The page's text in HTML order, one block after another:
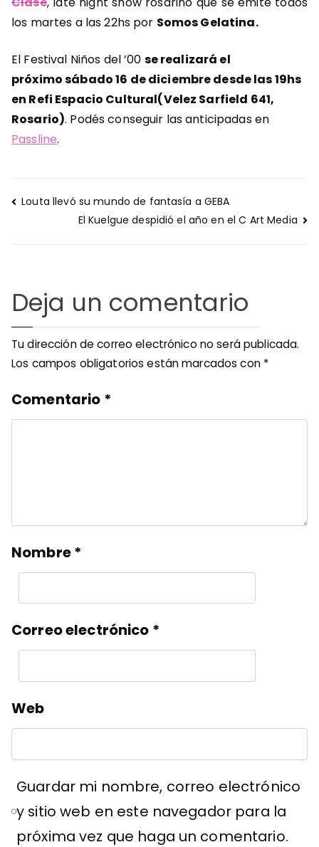
los martes a las 22hs por Somos Gelatina.
El Festival Niños del ’00 se realizará el
próximo sábado 16 de diciembre desde las 19hs
en Refi Espacio Cultural(Velez Sarfield 641,
Rosario). Podés conseguir las anticipadas en
Passline.
Navegación
Louta llevó su mundo de fantasía a GEBA
El Kuelgue despidió el año en el C Art Media
Deja un comentario
Tu dirección de correo electrónico no será publicada.
Los campos obligatorios están marcados con *
Comentario *
Nombre*
Correo electrónico *
Web
Guardar mi nombre, correo electrónico
y sitio web en este navegador para la
próxima vez que haga un comentario.